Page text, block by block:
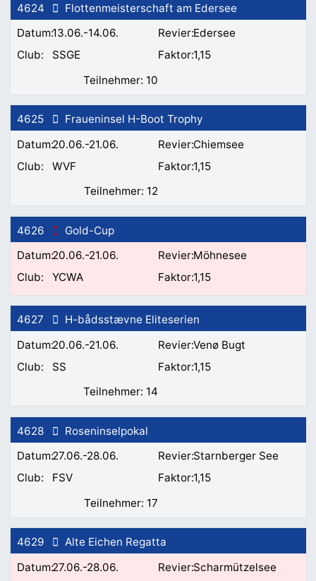
4624
13.06.-14.06.
Flottenmeisterschaft am Edersee
Edersee
SSGE
1,15
10
4625
20.06.-21.06.
Fraueninsel H-Boot Trophy
Chiemsee
WVF
1,15
12
4626
20.06.-21.06.
Gold-Cup
Möhnesee
YCWA
1,15
4627
20.06.-21.06.
H-bådsstævne Eliteserien
Venø Bugt
SS
1,15
14
4628
27.06.-28.06.
Roseninselpokal
Starnberger See
FSV
1,15
17
4629
27.06.-28.06.
Alte Eichen Regatta
Scharmützelsee